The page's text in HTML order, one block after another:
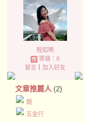
程如晞
等級：8
留言｜ 加入好友
文章推薦人 (2)
鏡
五金行